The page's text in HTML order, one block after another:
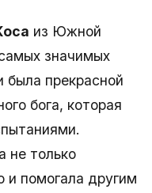
из Южной
значимых
была прекрасной
бога, которая
не только
и помогала другим